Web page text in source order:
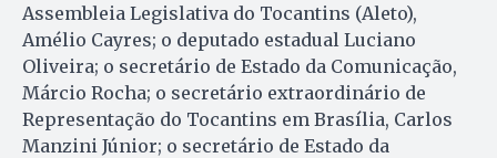
Assembleia Legislativa do Tocantins (Aleto),
Amélio Cayres; o deputado estadual Luciano
Oliveira; o secretário de Estado da Comunicação,
Márcio Rocha; o secretário extraordinário de
Representação do Tocantins em Brasília, Carlos
Manzini Júnior; o secretário de Estado da